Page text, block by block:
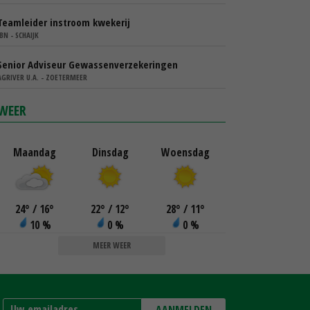
instroom kwekerij
- SCHAIJK
Adviseur Gewassenverzekeringen
U.A. - ZOETERMEER
Maandag
24° / 16°
10 %
Dinsdag
22° / 12°
0 %
Woensdag
28° / 11°
0 %
MEER WEER